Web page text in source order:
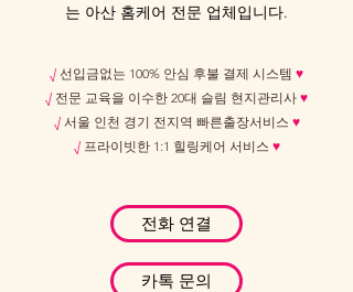
는 아산 홈케어 전문 업체입니다.
√ 선입금없는 100% 안심 후불 결제 시스템 ♥
√ 전문 교육을 이수한 20대 슬림 현지관리사 ♥
√서울 인천 경기 전지역 빠른출장서비스 ♥
√ 프라이빗한 1:1 힐링케어 서비스 ♥
전화 연결
카톡 문의